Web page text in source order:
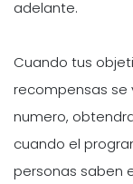
adelante.
Cuando tus
recompensas se
numero,
cuando el
personas saben